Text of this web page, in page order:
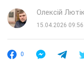
Олексій
15.04.2026 09:56
0